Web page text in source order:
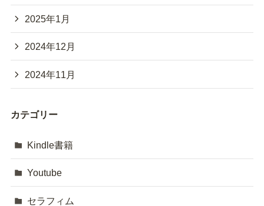
2025年1月
2024年12月
2024年11月
カテゴリー
Kindle書籍
Youtube
セラフィム